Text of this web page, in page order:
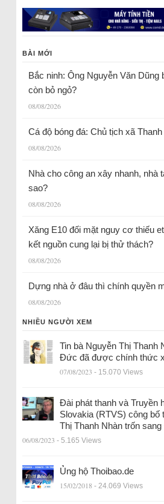
BÀI MỚI
Bắc ninh: Ông Nguyễn Văn Dũng
còn bỏ ngỏ?
08/08/2026
Cá độ bóng đá: Chủ tịch xã
08/08/2026
Nhà cho công an xây nhanh, nhà
sao?
08/08/2026
Xăng E10 đối mặt nguy cơ thiếu
kết nguồn cung lại bị thử thách?
08/08/2026
Dựng nhà ở đâu thì chính quyền
08/08/2026
NHIỀU NGƯỜI XEM
Tin bà Nguyễn Thị Thanh
Đức đã được chính thức
07/08/2023 - 15.070 Views
Đài phát thanh và Truyền
Slovakia (RTVS) công bố
Thị Thanh Nhàn trốn
06/08/2023 - 5.165 Views
Ủng hộ Thoibao.de
15/02/2018 - 24.069 Views